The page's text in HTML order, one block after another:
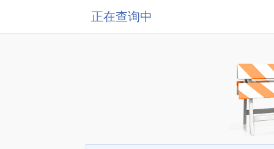
正在查询中